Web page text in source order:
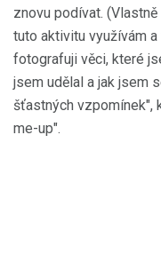
znovu podívat.
tuto aktivitu využívám
fotografuji věci, které
jsem udělal a jak jsem
šťastných vzpomínek",
me-up".